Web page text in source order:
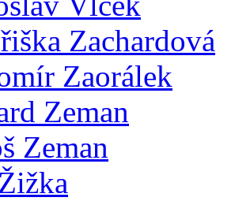
Zachardová
Zaorálek
Zeman
Zeman